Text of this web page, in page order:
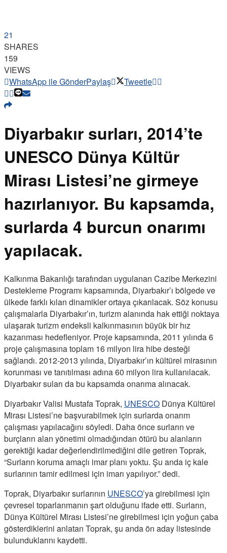
21
SHARES
159
VIEWS
WhatsApp ile GönderPaylaş Tweetle
Diyarbakır surları, 2014’te
UNESCO Dünya Kültür
Mirası Listesi’ne girmeye
hazırlanıyor. Bu kapsamda,
surlarda 4 burcun onarımı
yapılacak.
Kalkınma Bakanlığı tarafından uygulanan Cazibe Merkezini
Destekleme Programı kapsamında, Diyarbakır’ı bölgede ve
ülkede farklı kılan dinamikler ortaya çıkarılacak. Söz konusu
çalışmalarla Diyarbakır’ın, turizm alanında hak ettiği noktaya
ulaşarak turizm endeksli kalkınmasının büyük bir hız
kazanması hedefleniyor. Proje kapsamında, 2011 yılında 6
proje çalışmasına toplam 16 milyon lira hibe desteği
sağlandı. 2012-2013 yılında, Diyarbakır’ın kültürel mirasının
korunması ve tanıtılması adına 60 milyon lira kullanılacak.
Diyarbakır suları da bu kapsamda onarıma alınacak.
Diyarbakır Valisi Mustafa Toprak, UNESCO Dünya Kültürel
Mirası Listesi’ne başvurabilmek için surlarda onarım
çalışması yapılacağını söyledi. Daha önce surların ve
burçların alan yönetimi olmadığından ötürü bu alanların
gerektiği kadar değerlendirilmediğini dile getiren Toprak,
“Surların koruma amaçlı imar planı yoktu. Şu anda iç kale
surlarının tamir edilmesi için imarı yapılıyor.” dedi.
Toprak, Diyarbakır surlarının UNESCO’ya girebilmesi için
çevresel toparlanmanın şart olduğunu ifade etti. Surların,
Dünya Kültürel Mirası Listesi’ne girebilmesi için yoğun çaba
gösterdiklerini anlatan Toprak, şu anda ön aday listesinde
bulunduklarını kaydetti.